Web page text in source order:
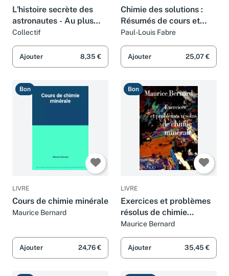
L'histoire secrète des
astronautes - Au plus
près des héros de
l'espace
Collectif
Ajouter 8,35 €
Chimie des solutions :
Résumés de cours et
exercices corrigés
Paul-Louis Fabre
Ajouter 25,07 €
Bon
LIVRE
Cours de chimie minérale
Maurice Bernard
Ajouter 24,76 €
Bon
LIVRE
Exercices et problèmes
résolus de chimie
minérale
Maurice Bernard
Ajouter 35,45 €